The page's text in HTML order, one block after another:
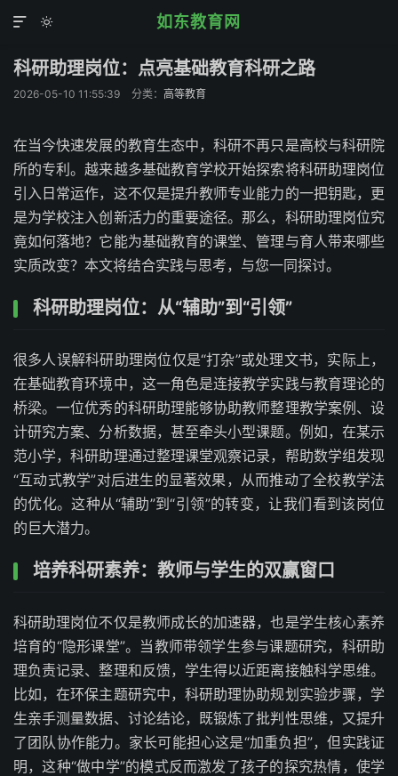
如东教育网


科研助理岗位：点亮基础教育科研之路
2026-05-10 11:55:39 分类： 高等教育
在当今快速发展的教育生态中，科研不再只是高校与科研院
所的专利。越来越多基础教育学校开始探索将科研助理岗位
引入日常运作，这不仅是提升教师专业能力的一把钥匙，更
是为学校注入创新活力的重要途径。那么，科研助理岗位究
竟如何落地？它能为基础教育的课堂、管理与育人带来哪些
实质改变？本文将结合实践与思考，与您一同探讨。
科研助理岗位：从“辅助”到“引领”
很多人误解科研助理岗位仅是“打杂”或处理文书，实际上，
在基础教育环境中，这一角色是连接教学实践与教育理论的
桥梁。一位优秀的科研助理能够协助教师整理教学案例、设
计研究方案、分析数据，甚至牵头小型课题。例如，在某示
范小学，科研助理通过整理课堂观察记录，帮助数学组发现
“互动式教学”对后进生的显著效果，从而推动了全校教学法
的优化。这种从“辅助”到“引领”的转变，让我们看到该岗位
的巨大潜力。
培养科研素养：教师与学生的双赢窗口
科研助理岗位不仅是教师成长的加速器，也是学生核心素养
培育的“隐形课堂”。当教师带领学生参与课题研究，科研助
理负责记录、整理和反馈，学生得以近距离接触科学思维。
比如，在环保主题研究中，科研助理协助规划实验步骤，学
生亲手测量数据、讨论结论，既锻炼了批判性思维，又提升
了团队协作能力。家长可能担心这是“加重负担”，但实践证
明，这种“做中学”的模式反而激发了孩子的探究热情，使学